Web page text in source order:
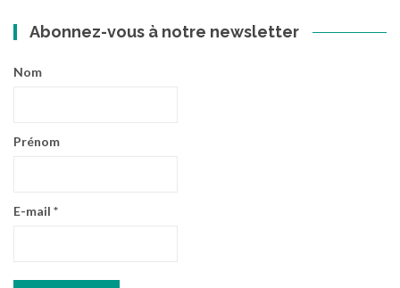
Abonnez-vous à notre newsletter
Nom
Prénom
E-mail *